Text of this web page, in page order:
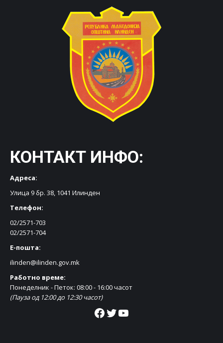
КОНТАКТ ИНФО:
Адреса:
Улица 9 бр. 38, 1041 Илинден
Телефон:
02/2571-703
02/2571-704
Е-пошта:
ilinden@ilinden.gov.mk
Работно време:
Понеделник - Петок: 08:00 - 16:00 часот
(Пауза од 12:00 до 12:30 часот)
Facebook Twitter YouTube